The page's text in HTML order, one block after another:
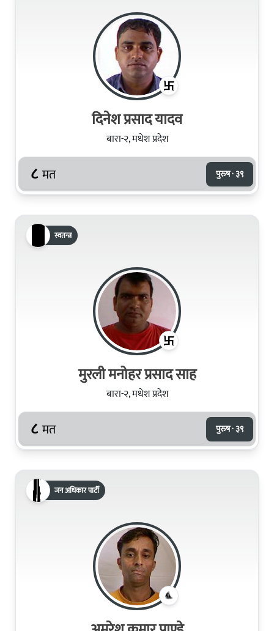
दिनेश प्रसाद यादव
बारा-२, मधेश प्रदेश
८ मत पुरुष · ३९
स्वतन्त्र
मुरली मनोहर प्रसाद साह
बारा-२, मधेश प्रदेश
८ मत पुरुष · ३९
जन अधिकार पार्टी